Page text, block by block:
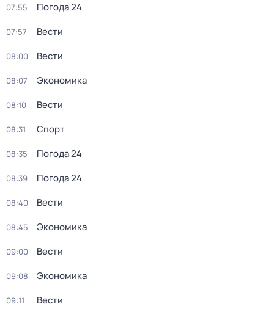
07:55 Погода 24
07:57 Вести
08:00 Вести
08:07 Экономика
08:10 Вести
08:31 Спорт
08:35 Погода 24
08:39 Погода 24
08:40 Вести
08:45 Экономика
09:00 Вести
09:08 Экономика
09:11 Вести